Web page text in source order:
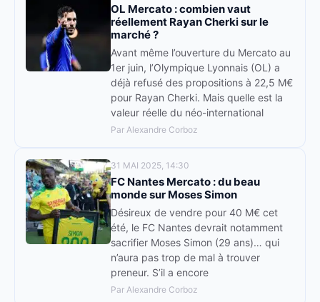
OL Mercato : combien vaut
réellement Rayan Cherki sur le
marché ?
Avant même l’ouverture du Mercato au
1er juin, l’Olympique Lyonnais (OL) a
déjà refusé des propositions à 22,5 M€
pour Rayan Cherki. Mais quelle est la
valeur réelle du néo-international
Par Alexandre Corboz
31 MAI 2025, 14:30
FC Nantes Mercato : du beau
monde sur Moses Simon
Désireux de vendre pour 40 M€ cet
été, le FC Nantes devrait notamment
sacrifier Moses Simon (29 ans)… qui
n’aura pas trop de mal à trouver
preneur. S’il a encore
Par Alexandre Corboz